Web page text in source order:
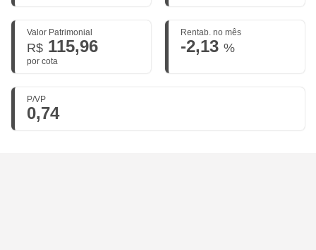
Valor Patrimonial
R$ 115,96
por cota
Rentab. no mês
-2,13 %
P/VP
0,74